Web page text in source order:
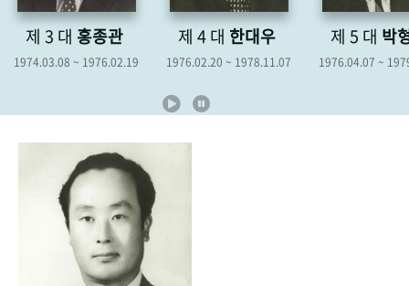
50+1주년 기념
성과 50선 숫자로 보는 50년 50 +1주년 광장
세계와 함께 한 KIHASA
홍종관
~ 1976.02.19
한대우
1976.02.20 ~ 1978.11.07
박형종
1976.04.07 ~ 1979.04.06